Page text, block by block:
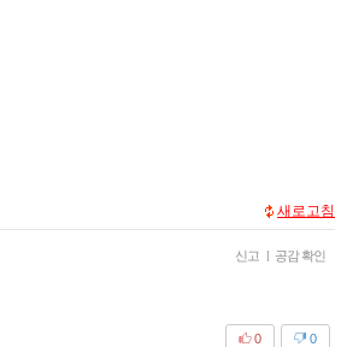
새로고침
신고 | 공감 확인
0
0